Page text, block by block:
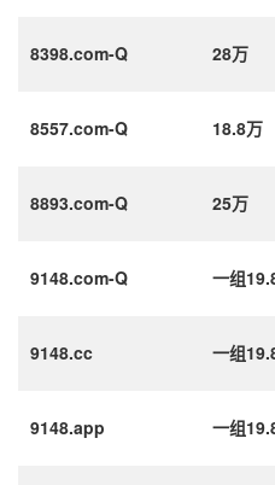
8398.com-Q 28万
8557.com-Q 18.8万
8893.com-Q 25万
9148.com-Q 一组
9148.cc 一组
9148.app 一组